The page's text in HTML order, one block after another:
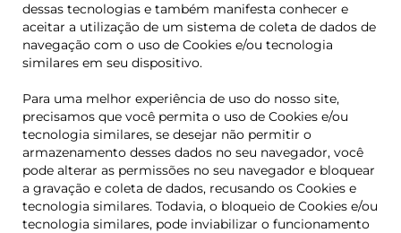
dessas tecnologias e também manifesta conhecer e
aceitar a utilização de um sistema de coleta de dados de
navegação com o uso de Cookies e/ou tecnologia
similares em seu dispositivo.
Para uma melhor experiência de uso do nosso site,
precisamos que você permita o uso de Cookies e/ou
tecnologia similares, se desejar não permitir o
armazenamento desses dados no seu navegador, você
pode alterar as permissões no seu navegador e bloquear
a gravação e coleta de dados, recusando os Cookies e
tecnologia similares. Todavia, o bloqueio de Cookies e/ou
tecnologia similares, pode inviabilizar o funcionamento